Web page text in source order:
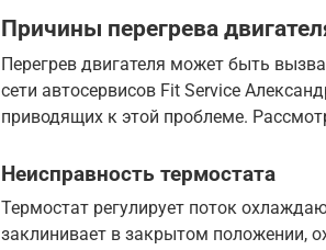
Причины перегрева
Перегрев двигателя может быть
сети автосервисов Fit Service
приводящих к этой проблеме.
Неисправность термостата
Термостат регулирует поток
заклинивает в закрытом положении,